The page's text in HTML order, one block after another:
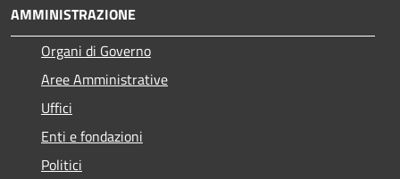
AMMINISTRAZIONE
Organi di Governo
Aree Amministrative
Uffici
Enti e fondazioni
Politici